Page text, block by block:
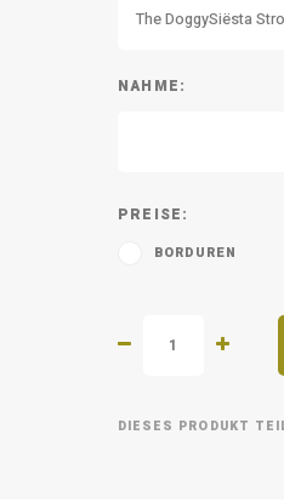
The DoggySiësta
NAHME:
PREISE:
BORDUREN
DIESES PRODUKT